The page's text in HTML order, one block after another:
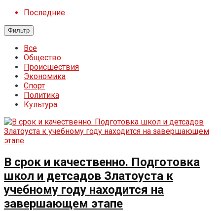
Последние
Фильтр
Все
Общество
Происшествия
Экономика
Спорт
Политика
Культура
В срок и качественно. Подготовка
школ и детсадов Златоуста к
учебному году находится на
завершающем этапе